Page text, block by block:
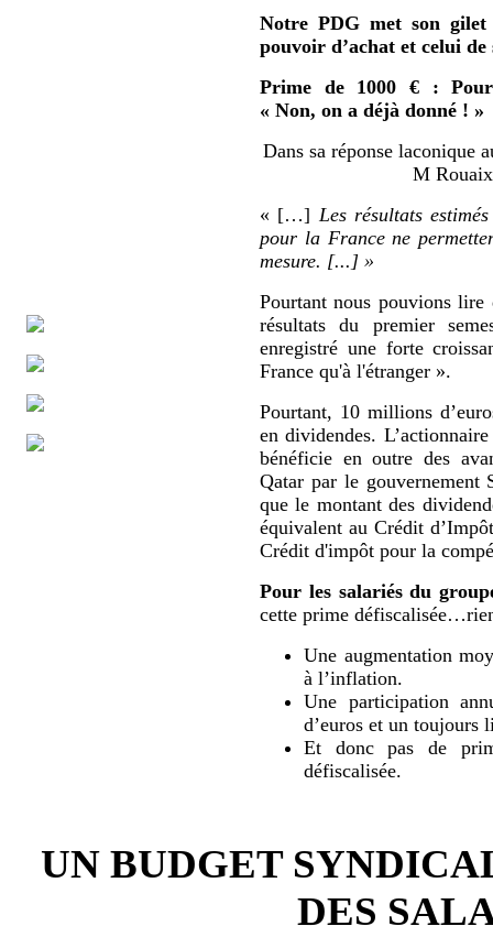
Notre PDG met son
pouvoir d’achat et celui de
Prime de 1000 € :
« Non, on a déjà donné ! »
Dans sa réponse laconique
M
« […] Les résultats
pour la France ne
mesure. [...] »
Pourtant nous pouvions lire
résultats du premier
enregistré une forte
France qu'à l'étranger ».
Pourtant, 10 millions
en dividendes.
bénéficie en outre des
Qatar par le gouvernement
que le montant des
équivalent au Crédit
Crédit d'impôt pour la
Pour les salariés du
cette prime
Une augmentation
à l’inflation.
Une participation
d’euros et un toujours
Et donc pas de
défiscalisée.
UN BUDGET
DES